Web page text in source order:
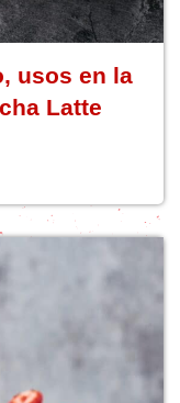
usos en la
Latte